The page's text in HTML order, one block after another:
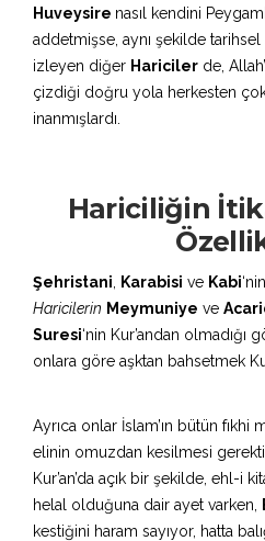
Huveysire nasıl kendini
addetmişse, aynı şekilde
izleyen diğer Hariciler de,
çizdiği doğru yola herkesten çok
inanmışlardı.
Hariciliğin
Şehristani Karabisi ve Kabi
Haricilerin Meymuniye ve
Suresi‘nin Kur’andan olmadığı
onlara göre aşktan bahsetmek
Ayrıca onlar İslam’ın bütün fıkhi
elinin omuzdan kesilmesi
Kur’an’da açık bir şekilde, ehl-i
helal olduğuna dair ayet varken,
kestiğini haram sayıyor, hatta